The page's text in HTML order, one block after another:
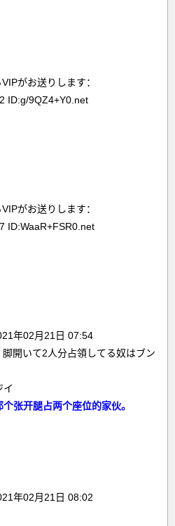
がお送りします：
ID:g/9QZ4+Y0.net
がお送りします：
ID:WaaR+FSR0.net
年02月21日 07:54
開いて2人分占領してる奴はブン
イ
张开腿占两个座位的家伙。
年02月21日 08:02